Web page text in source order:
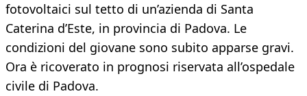
fotovoltaici sul tetto di un’azienda di Santa
Caterina d’Este, in provincia di Padova. Le
condizioni del giovane sono subito apparse gravi.
Ora è ricoverato in prognosi riservata all’ospedale
civile di Padova.